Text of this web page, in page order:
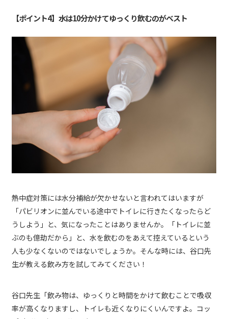
【ポイント4】水は10分かけてゆっくり飲むのがベスト
熱中症対策には水分補給が欠かせないと言われてはいますが
「パビリオンに並んでいる途中でトイレに行きたくなったらど
うしよう」と、気になったことはありませんか。「トイレに並
ぶのも億劫だから」と、水を飲むのをあえて控えているという
人も少なくないのではないでしょうか。そんな時には、谷口先
生が教える飲み方を試してみてください！
谷口先生「飲み物は、ゆっくりと時間をかけて飲むことで吸収
率が高くなりますし、トイレも近くなりにくいんですよ。コッ